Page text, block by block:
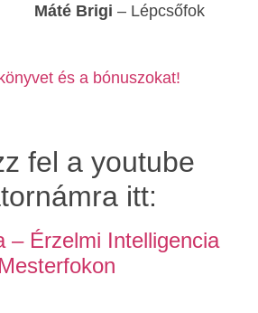
Máté Brigi – Lépcsőfok
és a bónuszokat!
fel a youtube
itt:
– Érzelmi Intelligencia
Mesterfokon